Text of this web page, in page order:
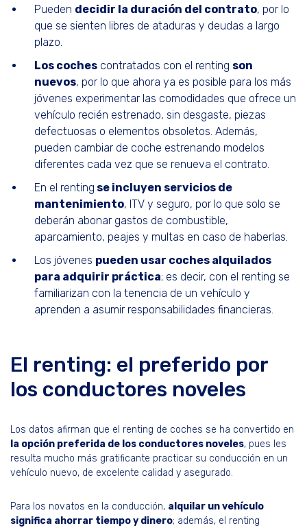
Pueden decidir la duración del contrato, por lo
que se sienten libres de ataduras y deudas a largo
plazo.
Los coches contratados con el renting son
nuevos, por lo que ahora ya es posible para los más
jóvenes experimentar las comodidades que ofrece un
vehículo recién estrenado, sin desgaste, piezas
defectuosas o elementos obsoletos. Además,
pueden cambiar de coche estrenando modelos
diferentes cada vez que se renueva el contrato.
En el renting se incluyen servicios de
mantenimiento, ITV y seguro, por lo que solo se
deberán abonar gastos de combustible,
aparcamiento, peajes y multas en caso de haberlas.
Los jóvenes pueden usar coches alquilados
para adquirir práctica; es decir, con el renting se
familiarizan con la tenencia de un vehículo y
aprenden a asumir responsabilidades financieras.
El renting: el preferido por
los conductores noveles
Los datos afirman que el renting de coches se ha convertido en
la opción preferida de los conductores noveles, pues les
resulta mucho más gratificante practicar su conducción en un
vehículo nuevo, de excelente calidad y asegurado.
Para los novatos en la conducción, alquilar un vehículo
significa ahorrar tiempo y dinero; además, el renting